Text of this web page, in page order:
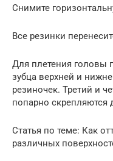
Снимите
Все резинки
Для плетения головы
зубца верхней и
резиночек. Третий и
попарно скрепляются
Статья по теме: Как
различных